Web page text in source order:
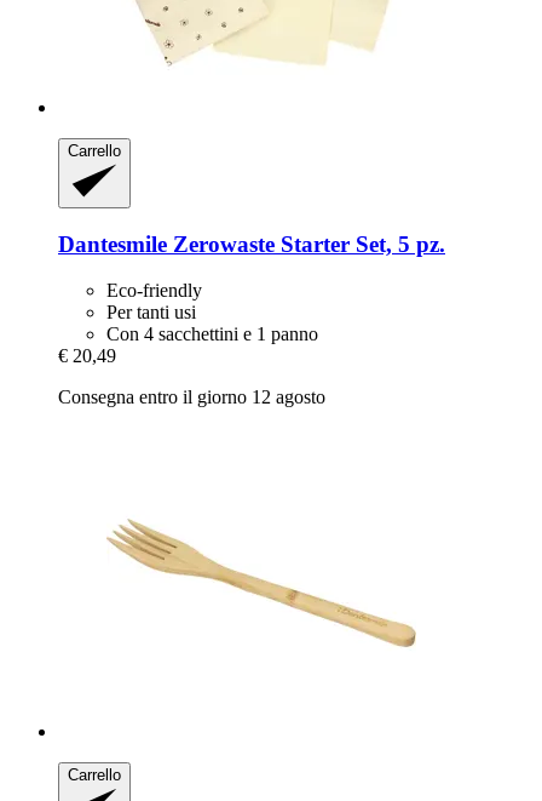
Carrello
Dantesmile Zerowaste Starter Set, 5 pz.
Eco-friendly
Per tanti usi
Con 4 sacchettini e 1 panno
€ 20,49
Consegna entro il giorno 12 agosto
Carrello